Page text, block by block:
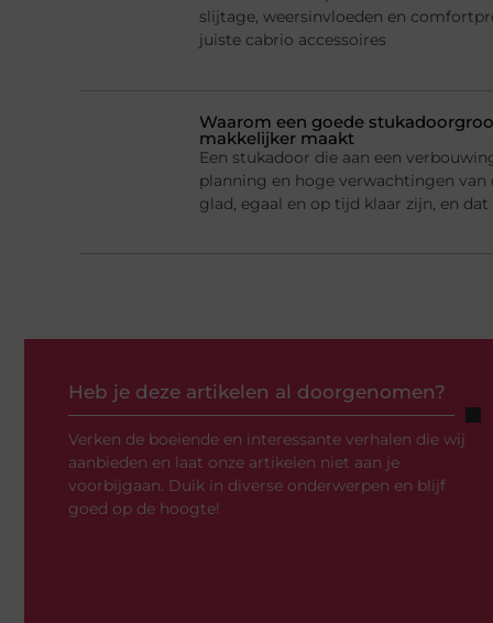
slijtage, weersinvloeden en
juiste cabrio accessoires
Waarom een goede
makkelijker maakt
Een stukadoor die aan een
planning en hoge verwachtingen
glad, egaal en op tijd klaar zijn, en
Heb je deze artikelen al doorgenomen?
Verken de boeiende en interessante verhalen die wij
aanbieden en laat onze artikelen niet aan je
voorbijgaan. Duik in diverse onderwerpen en blijf
goed op de hoogte!